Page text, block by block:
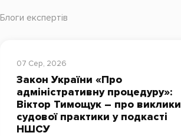
Блоги експертів
07 Сер, 2026
Закон України «Про
адміністративну процедуру»:
Віктор Тимощук – про виклики
судової практики у подкасті
НШСУ